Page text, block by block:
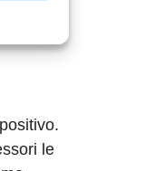
le